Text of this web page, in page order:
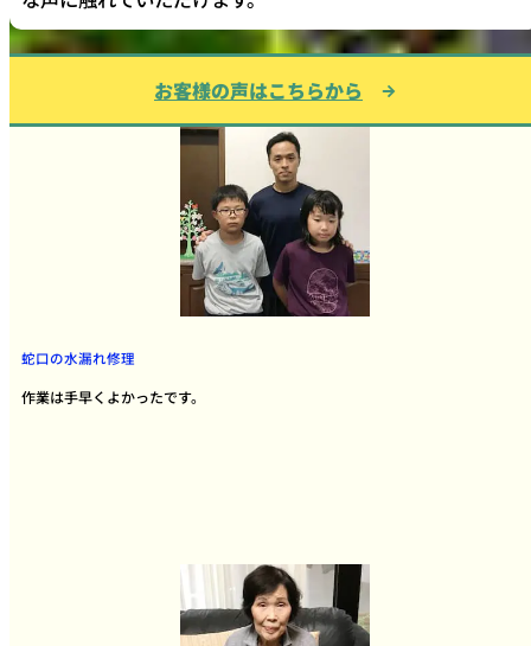
お客様の声はこちらから
蛇口の水漏れ修理
作業は手早くよかったです。